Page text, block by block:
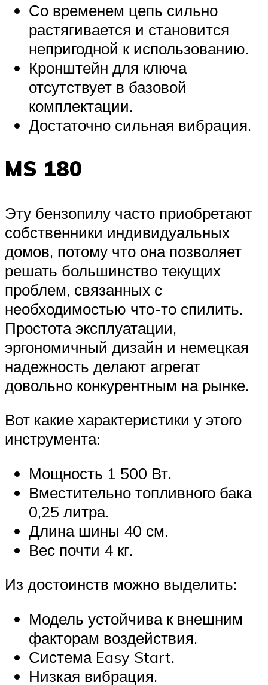
Со временем цепь сильно
растягивается и становится
непригодной к использованию.
Кронштейн для ключа
отсутствует в базовой
комплектации.
Достаточно сильная вибрация.
MS 180
Эту бензопилу часто приобретают
собственники индивидуальных
домов, потому что она позволяет
решать большинство текущих
проблем, связанных с
необходимостью что-то спилить.
Простота эксплуатации,
эргономичный дизайн и немецкая
надежность делают агрегат
довольно конкурентным на рынке.
Вот какие характеристики у этого
инструмента:
Мощность 1 500 Вт.
Вместительно топливного бака
0,25 литра.
Длина шины 40 см.
Вес почти 4 кг.
Из достоинств можно выделить:
Модель устойчива к внешним
факторам воздействия.
Система Easy Start.
Низкая вибрация.